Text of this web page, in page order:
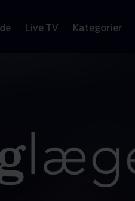
Live TV Kategorier